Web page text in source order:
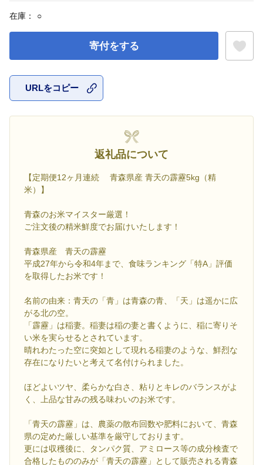
在庫： ○
寄付をする
URLをコピー
返礼品について
【定期便12ヶ月連続 青森県産 青天の霹靂5kg（精
米）】
青森のお米マイスター厳選！
ご注文後の精米鮮度でお届けいたします！
青森県産 青天の霹靂
平成27年から令和4年まで、食味ランキング「特A」評価
を取得したお米です！
名前の由来：青天の「青」は青森の青、「天」は遥かに広
がる北の空。
「霹靂」は稲妻。稲妻は稲の妻と書くように、稲に寄りそ
い米を実らせるとされています。
晴れわたった空に突如として現れる稲妻のような、鮮烈な
存在になりたいと考えて名付けられました。
ほどよいツヤ、柔らかな白さ、粘りとキレのバランスがよ
く、上品な甘みの残る味わいのお米です。
「青天の霹靂」は、農薬の散布回数や肥料において、青森
県の定めた厳しい基準を厳守しております。
更には収穫後に、タンパク質、アミロース等の成分検査で
合格したもののみが「青天の霹靂」として販売される青森